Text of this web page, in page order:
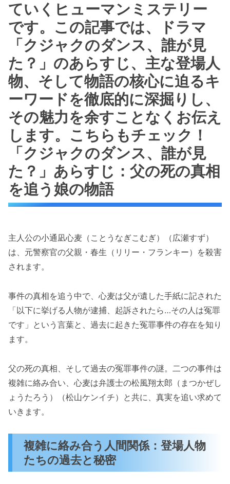
ていくヒューマンミステリー
です。この記事では、ドラマ
「クジャクのダンス、誰が見
た？」のあらすじ、主な登場人
物、そして物語の核心に迫るキ
ーワードを徹底的に深掘りし、
その魅力を余すことなくお伝え
します。こちらもチェック！
「クジャクのダンス、誰が見
た？」あらすじ：父の死の真相
を追う娘の物語
主人公の小通凪心麦（ことうなぎこむぎ）（広瀬すず）
は、元警察官の父親・春生（リリー・フランキー）を殺害
されます。
事件の真相を追う中で、心麦は父が遺した手紙に記された
「以下に挙げる人物が逮捕、起訴されたら…その人は冤罪
です」という言葉と、過去に起きた冤罪事件の存在を知り
ます。
父の死の真相、そして過去の冤罪事件の謎。二つの事件は
複雑に絡み合い、心麦は弁護士の松風翔太郎（まつかぜし
ょうたろう）（松山ケンイチ）と共に、真実を追い求めて
いきます。
複雑に絡み合う人間関係：登場人物
たちの過去と秘密